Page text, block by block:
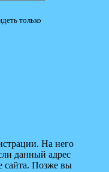
только
На него
данный адрес
сайта. Позже вы